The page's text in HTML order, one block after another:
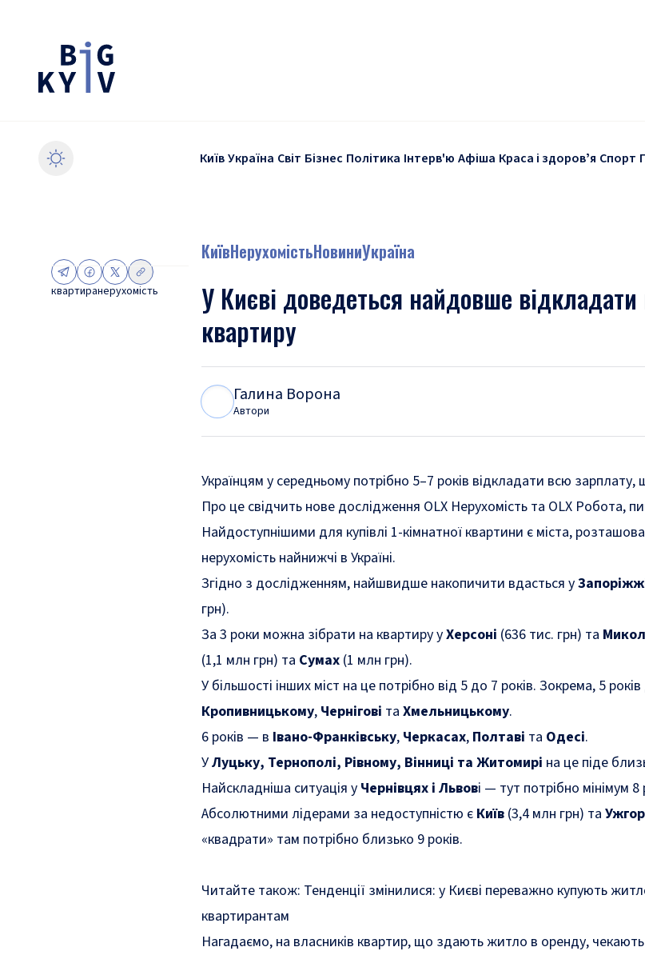
КиївУкраїна Світ Бізнес Політика Інтерв'ю Афіша Краса і здоровʼя Спорт
квартиранерухомість
КиївНерухомістьНовиниУкраїна
У Києві доведеться найдовше
квартиру
Галина Ворона
Автори
Українцям у середньому потрібно 5–7 років відкладати всю
Про це свідчить нове дослідження OLX Нерухомість та OLX Робота,
Найдоступнішими для купівлі 1-кімнатної квартини є міста,
нерухомість найнижчі в Україні.
Згідно з дослідженням, найшвидше накопичити вдасться у
грн).
За 3 роки можна зібрати на квартиру уХерсоні (636 тис. грн) та
(1,1 млн грн) та Сумах (1 млн грн).
У більшості інших міст на це потрібно від 5 до 7 років. Зокрема, 5
Кропивницькому, Чернігові та Хмельницькому.
6 років — в Івано-Франківську, Черкасах, Полтаві та Одесі.
УЛуцьку, Тернополі, Рівному, Вінниці та Житомирі на це піде
Найскладніша ситуація у Чернівцях і Львові — тут потрібно мінімум 8
Абсолютними лідерами за недоступністю є Київ (3,4 млн грн) та
«квадрати» там потрібно близько 9 років.
Читайте також: Тенденції змінилися: у Києві переважно купують
квартирантам
Нагадаємо, на власників квартир, що здають житло в оренду,